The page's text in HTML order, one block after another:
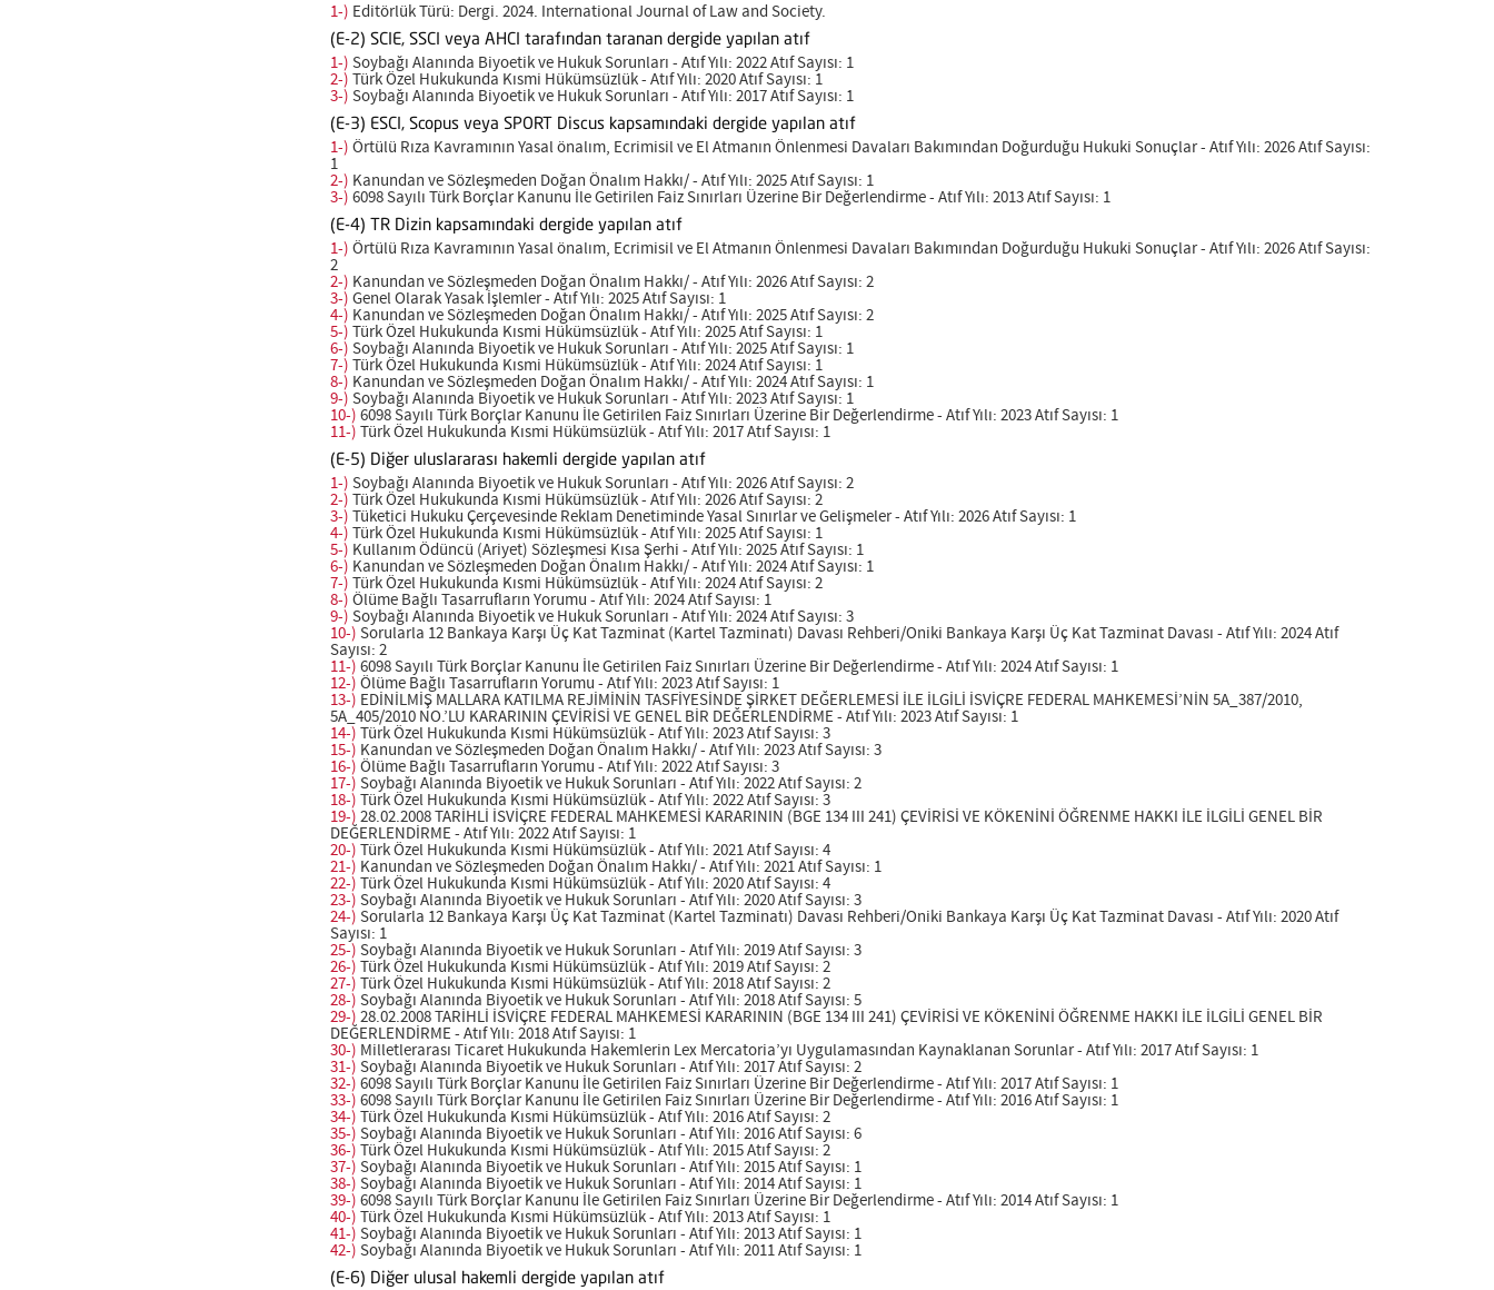
1-) Editörlük Türü: Dergi. 2024. International Journal of Law and Society.
(E-2) SCIE, SSCI veya AHCI tarafından taranan dergide yapılan atıf
1-) Soybağı Alanında Biyoetik ve Hukuk Sorunları - Atıf Yılı: 2022 Atıf Sayısı: 1
2-) Türk Özel Hukukunda Kısmi Hükümsüzlük - Atıf Yılı: 2020 Atıf Sayısı: 1
3-) Soybağı Alanında Biyoetik ve Hukuk Sorunları - Atıf Yılı: 2017 Atıf Sayısı: 1
(E-3) ESCI, Scopus veya SPORT Discus kapsamındaki dergide yapılan atıf
1-) Örtülü Rıza Kavramının Yasal önalım, Ecrimisil ve El Atmanın Önlenmesi Davaları Bakımından Doğurduğu Hukuki Sonuçlar - Atıf Yılı: 2026 Atıf Sayısı:
1
2-) Kanundan ve Sözleşmeden Doğan Önalım Hakkı/ - Atıf Yılı: 2025 Atıf Sayısı: 1
3-) 6098 Sayılı Türk Borçlar Kanunu İle Getirilen Faiz Sınırları Üzerine Bir Değerlendirme - Atıf Yılı: 2013 Atıf Sayısı: 1
(E-4) TR Dizin kapsamındaki dergide yapılan atıf
1-) Örtülü Rıza Kavramının Yasal önalım, Ecrimisil ve El Atmanın Önlenmesi Davaları Bakımından Doğurduğu Hukuki Sonuçlar - Atıf Yılı: 2026 Atıf Sayısı:
2
2-) Kanundan ve Sözleşmeden Doğan Önalım Hakkı/ - Atıf Yılı: 2026 Atıf Sayısı: 2
3-) Genel Olarak Yasak İşlemler - Atıf Yılı: 2025 Atıf Sayısı: 1
4-) Kanundan ve Sözleşmeden Doğan Önalım Hakkı/ - Atıf Yılı: 2025 Atıf Sayısı: 2
5-) Türk Özel Hukukunda Kısmi Hükümsüzlük - Atıf Yılı: 2025 Atıf Sayısı: 1
6-) Soybağı Alanında Biyoetik ve Hukuk Sorunları - Atıf Yılı: 2025 Atıf Sayısı: 1
7-) Türk Özel Hukukunda Kısmi Hükümsüzlük - Atıf Yılı: 2024 Atıf Sayısı: 1
8-) Kanundan ve Sözleşmeden Doğan Önalım Hakkı/ - Atıf Yılı: 2024 Atıf Sayısı: 1
9-) Soybağı Alanında Biyoetik ve Hukuk Sorunları - Atıf Yılı: 2023 Atıf Sayısı: 1
10-) 6098 Sayılı Türk Borçlar Kanunu İle Getirilen Faiz Sınırları Üzerine Bir Değerlendirme - Atıf Yılı: 2023 Atıf Sayısı: 1
11-) Türk Özel Hukukunda Kısmi Hükümsüzlük - Atıf Yılı: 2017 Atıf Sayısı: 1
(E-5) Diğer uluslararası hakemli dergide yapılan atıf
1-) Soybağı Alanında Biyoetik ve Hukuk Sorunları - Atıf Yılı: 2026 Atıf Sayısı: 2
2-) Türk Özel Hukukunda Kısmi Hükümsüzlük - Atıf Yılı: 2026 Atıf Sayısı: 2
3-) Tüketici Hukuku Çerçevesinde Reklam Denetiminde Yasal Sınırlar ve Gelişmeler - Atıf Yılı: 2026 Atıf Sayısı: 1
4-) Türk Özel Hukukunda Kısmi Hükümsüzlük - Atıf Yılı: 2025 Atıf Sayısı: 1
5-) Kullanım Ödüncü (Ariyet) Sözleşmesi Kısa Şerhi - Atıf Yılı: 2025 Atıf Sayısı: 1
6-) Kanundan ve Sözleşmeden Doğan Önalım Hakkı/ - Atıf Yılı: 2024 Atıf Sayısı: 1
7-) Türk Özel Hukukunda Kısmi Hükümsüzlük - Atıf Yılı: 2024 Atıf Sayısı: 2
8-) Ölüme Bağlı Tasarrufların Yorumu - Atıf Yılı: 2024 Atıf Sayısı: 1
9-) Soybağı Alanında Biyoetik ve Hukuk Sorunları - Atıf Yılı: 2024 Atıf Sayısı: 3
10-) Sorularla 12 Bankaya Karşı Üç Kat Tazminat (Kartel Tazminatı) Davası Rehberi/Oniki Bankaya Karşı Üç Kat Tazminat Davası - Atıf Yılı: 2024 Atıf
Sayısı: 2
11-) 6098 Sayılı Türk Borçlar Kanunu İle Getirilen Faiz Sınırları Üzerine Bir Değerlendirme - Atıf Yılı: 2024 Atıf Sayısı: 1
12-) Ölüme Bağlı Tasarrufların Yorumu - Atıf Yılı: 2023 Atıf Sayısı: 1
13-) EDİNİLMİŞ MALLARA KATILMA REJİMİNİN TASFİYESİNDE ŞİRKET DEĞERLEMESİ İLE İLGİLİ İSVİÇRE FEDERAL MAHKEMESİ’NİN 5A_387/2010,
5A_405/2010 NO.’LU KARARININ ÇEVİRİSİ VE GENEL BİR DEĞERLENDİRME - Atıf Yılı: 2023 Atıf Sayısı: 1
14-) Türk Özel Hukukunda Kısmi Hükümsüzlük - Atıf Yılı: 2023 Atıf Sayısı: 3
15-) Kanundan ve Sözleşmeden Doğan Önalım Hakkı/ - Atıf Yılı: 2023 Atıf Sayısı: 3
16-) Ölüme Bağlı Tasarrufların Yorumu - Atıf Yılı: 2022 Atıf Sayısı: 3
17-) Soybağı Alanında Biyoetik ve Hukuk Sorunları - Atıf Yılı: 2022 Atıf Sayısı: 2
18-) Türk Özel Hukukunda Kısmi Hükümsüzlük - Atıf Yılı: 2022 Atıf Sayısı: 3
19-) 28.02.2008 TARİHLİ İSVİÇRE FEDERAL MAHKEMESİ KARARININ (BGE 134 III 241) ÇEVİRİSİ VE KÖKENİNİ ÖĞRENME HAKKI İLE İLGİLİ GENEL BİR
DEĞERLENDİRME - Atıf Yılı: 2022 Atıf Sayısı: 1
20-) Türk Özel Hukukunda Kısmi Hükümsüzlük - Atıf Yılı: 2021 Atıf Sayısı: 4
21-) Kanundan ve Sözleşmeden Doğan Önalım Hakkı/ - Atıf Yılı: 2021 Atıf Sayısı: 1
22-) Türk Özel Hukukunda Kısmi Hükümsüzlük - Atıf Yılı: 2020 Atıf Sayısı: 4
23-) Soybağı Alanında Biyoetik ve Hukuk Sorunları - Atıf Yılı: 2020 Atıf Sayısı: 3
24-) Sorularla 12 Bankaya Karşı Üç Kat Tazminat (Kartel Tazminatı) Davası Rehberi/Oniki Bankaya Karşı Üç Kat Tazminat Davası - Atıf Yılı: 2020 Atıf
Sayısı: 1
25-) Soybağı Alanında Biyoetik ve Hukuk Sorunları - Atıf Yılı: 2019 Atıf Sayısı: 3
26-) Türk Özel Hukukunda Kısmi Hükümsüzlük - Atıf Yılı: 2019 Atıf Sayısı: 2
27-) Türk Özel Hukukunda Kısmi Hükümsüzlük - Atıf Yılı: 2018 Atıf Sayısı: 2
28-) Soybağı Alanında Biyoetik ve Hukuk Sorunları - Atıf Yılı: 2018 Atıf Sayısı: 5
29-) 28.02.2008 TARİHLİ İSVİÇRE FEDERAL MAHKEMESİ KARARININ (BGE 134 III 241) ÇEVİRİSİ VE KÖKENİNİ ÖĞRENME HAKKI İLE İLGİLİ GENEL BİR
DEĞERLENDİRME - Atıf Yılı: 2018 Atıf Sayısı: 1
30-) Milletlerarası Ticaret Hukukunda Hakemlerin Lex Mercatoria’yı Uygulamasından Kaynaklanan Sorunlar - Atıf Yılı: 2017 Atıf Sayısı: 1
31-) Soybağı Alanında Biyoetik ve Hukuk Sorunları - Atıf Yılı: 2017 Atıf Sayısı: 2
32-) 6098 Sayılı Türk Borçlar Kanunu İle Getirilen Faiz Sınırları Üzerine Bir Değerlendirme - Atıf Yılı: 2017 Atıf Sayısı: 1
33-) 6098 Sayılı Türk Borçlar Kanunu İle Getirilen Faiz Sınırları Üzerine Bir Değerlendirme - Atıf Yılı: 2016 Atıf Sayısı: 1
34-) Türk Özel Hukukunda Kısmi Hükümsüzlük - Atıf Yılı: 2016 Atıf Sayısı: 2
35-) Soybağı Alanında Biyoetik ve Hukuk Sorunları - Atıf Yılı: 2016 Atıf Sayısı: 6
36-) Türk Özel Hukukunda Kısmi Hükümsüzlük - Atıf Yılı: 2015 Atıf Sayısı: 2
37-) Soybağı Alanında Biyoetik ve Hukuk Sorunları - Atıf Yılı: 2015 Atıf Sayısı: 1
38-) Soybağı Alanında Biyoetik ve Hukuk Sorunları - Atıf Yılı: 2014 Atıf Sayısı: 1
39-) 6098 Sayılı Türk Borçlar Kanunu İle Getirilen Faiz Sınırları Üzerine Bir Değerlendirme - Atıf Yılı: 2014 Atıf Sayısı: 1
40-) Türk Özel Hukukunda Kısmi Hükümsüzlük - Atıf Yılı: 2013 Atıf Sayısı: 1
41-) Soybağı Alanında Biyoetik ve Hukuk Sorunları - Atıf Yılı: 2013 Atıf Sayısı: 1
42-) Soybağı Alanında Biyoetik ve Hukuk Sorunları - Atıf Yılı: 2011 Atıf Sayısı: 1
(E-6) Diğer ulusal hakemli dergide yapılan atıf